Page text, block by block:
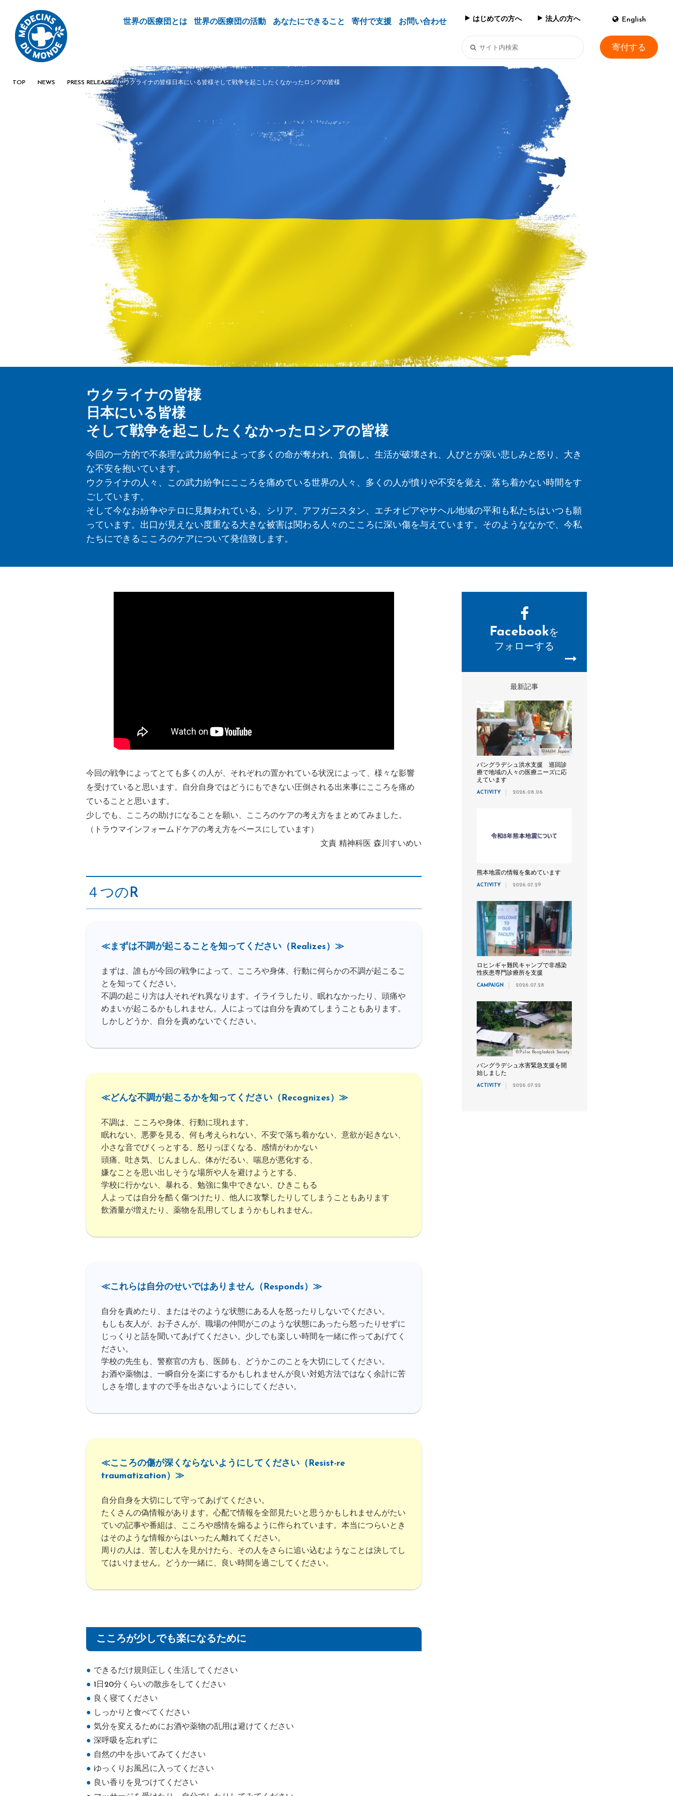
世界の医療団とは 世界の医療団の活動 あなたにできること 寄付で支援 お問い合わせ はじめての方へ 法人の方へ English
寄付する
TOP NEWS PRESS RELEASE ウクライナの皆様 日本にいる皆様そして戦争を起こしたくなかったロシアの皆様
ウクライナの皆様
日本にいる皆様
そして戦争を起こしたくなかったロシアの皆様
今回の一方的で不条理な武力紛争によって多くの命が奪われ、負傷し、生活が破壊され、人びとが深い悲しみと怒り、大き
な不安を抱いています。
ウクライナの人々、この武力紛争にこころを痛めている世界の人々、多くの人が憤りや不安を覚え、落ち着かない時間をす
ごしています。
そして今なお紛争やテロに見舞われている、シリア、アフガニスタン、エチオピアやサヘル地域の平和も私たちはいつも願
っています。出口が見えない度重なる大きな被害は関わる人々のこころに深い傷を与えています。そのようななかで、今私
たちにできるこころのケアについて発信致します。
今回の戦争によってとても多くの人が、それぞれの置かれている状況によって、様々な影響
を受けていると思います。自分自身ではどうにもできない圧倒される出来事にこころを痛め
ていることと思います。
少しでも、こころの助けになることを願い、こころのケアの考え方をまとめてみました。
（トラウマインフォームドケアの考え方をベースにしています）
文責 精神科医 森川すいめい
４つのR
≪まずは不調が起こることを知ってください（Realizes）≫
まずは、誰もが今回の戦争によって、こころや身体、行動に何らかの不調が起こるこ
とを知ってください。
不調の起こり方は人それぞれ異なります。イライラしたり、眠れなかったり、頭痛や
めまいが起こるかもしれません。人によっては自分を責めてしまうこともあります。
しかしどうか、自分を責めないでください。
≪どんな不調が起こるかを知ってください（Recognizes）≫
不調は、こころや身体、行動に現れます。
眠れない、悪夢を見る、何も考えられない、不安で落ち着かない、意欲が起きない、
小さな音でびくっとする、怒りっぽくなる、感情がわかない
頭痛、吐き気、じんましん、体がだるい、喘息が悪化する、
嫌なことを思い出しそうな場所や人を避けようとする、
学校に行かない、暴れる、勉強に集中できない、ひきこもる
人よっては自分を酷く傷つけたり、他人に攻撃したりしてしまうこともあります
飲酒量が増えたり、薬物を乱用してしまうかもしれません。
≪これらは自分のせいではありません（Responds）≫
自分を責めたり、またはそのような状態にある人を怒ったりしないでください。
もしも友人が、お子さんが、職場の仲間がこのような状態にあったら怒ったりせずに
じっくりと話を聞いてあげてください。少しでも楽しい時間を一緒に作ってあげてく
ださい。
学校の先生も、警察官の方も、医師も、どうかこのことを大切にしてください。
お酒や薬物は、一瞬自分を楽にするかもしれませんが良い対処方法ではなく余計に苦
しさを増しますので手を出さないようにしてください。
≪こころの傷が深くならないようにしてください（Resist-re
traumatization）≫
自分自身を大切にして守ってあげてください。
たくさんの偽情報があります。心配で情報を全部見たいと思うかもしれませんがたい
ていの記事や番組は、こころや感情を煽るように作られています。本当につらいとき
はそのような情報からはいったん離れてください。
周りの人は、苦しむ人を見かけたら、その人をさらに追い込むようなことは決してし
てはいけません。どうか一緒に、良い時間を過ごしてください。
こころが少しでも楽になるために
● できるだけ規則正しく生活してください
● 1日20分くらいの散歩をしてください
● 良く寝てください
● しっかりと食べてください
● 気分を変えるためにお酒や薬物の乱用は避けてください
● 深呼吸を忘れずに
● 自然の中を歩いてみてください
● ゆっくりお風呂に入ってください
● 良い香りを見つけてください
Facebookを
フォローする
最新記事
©MdM Japan
バングラデシュ洪水支援 巡回診
療で地域の人々の医療ニーズに応
えています
ACTIVITY 2026.08.06
熊本地震の情報を集めています
ACTIVITY 2026.07.29
©MdM Japan
ロヒンギャ難民キャンプで非感染
性疾患専門診療所を支援
CAMPAIGN 2026.07.28
©Pulse Bangladesh Society
バングラデシュ水害緊急支援を開
始しました
ACTIVITY 2026.07.22